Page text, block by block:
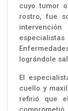
cuyo tumor
rostro, fue
lográndole
El
cuello y
refirió que